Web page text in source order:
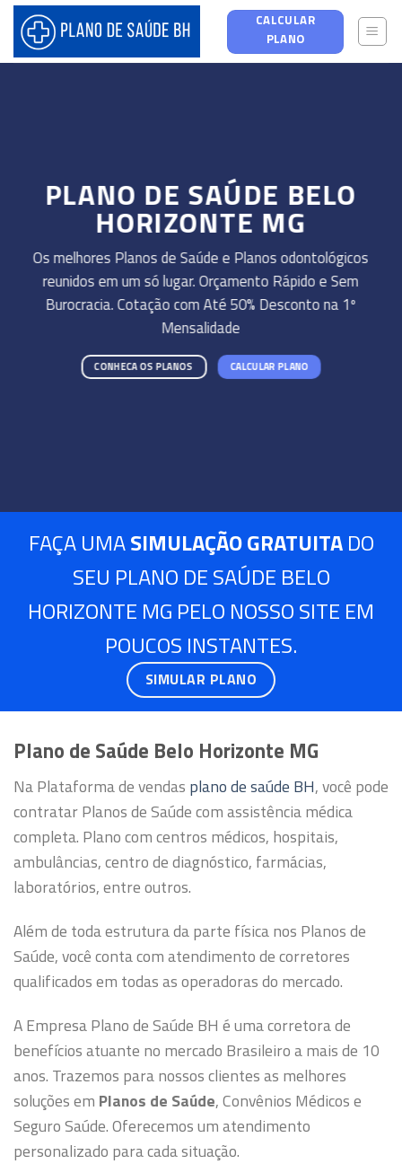
Skip
content
CALCULAR
PLANO
PLANO DE SAÚDE BELO
HORIZONTE MG
Os melhores Planos de Saúde e Planos odontológicos
reunidos em um só lugar. Orçamento Rápido e Sem
Burocracia. Cotação com Até 50% Desconto na 1º
Mensalidade
CONHECA OS PLANOS CALCULAR PLANO
FAÇA UMASIMULAÇÃO GRATUITADO
SEU PLANO DE SAÚDE BELO
HORIZONTE MG PELO NOSSO SITE EM
POUCOS INSTANTES.
SIMULAR PLANO
Plano de Saúde Belo Horizonte MG
Na Plataforma de vendas plano de saúde BH, você pode
contratar Planos de Saúde com assistência médica
completa. Plano com centros médicos, hospitais,
ambulâncias, centro de diagnóstico, farmácias,
laboratórios, entre outros.
Além de toda estrutura da parte física nos Planos de
Saúde, você conta com atendimento de corretores
qualificados em todas as operadoras do mercado.
A Empresa Plano de Saúde BH é uma corretora de
benefícios atuante no mercado Brasileiro a mais de 10
anos. Trazemos para nossos clientes as melhores
soluções em Planos de Saúde, Convênios Médicos e
Seguro Saúde. Oferecemos um atendimento
personalizado para cada situação.